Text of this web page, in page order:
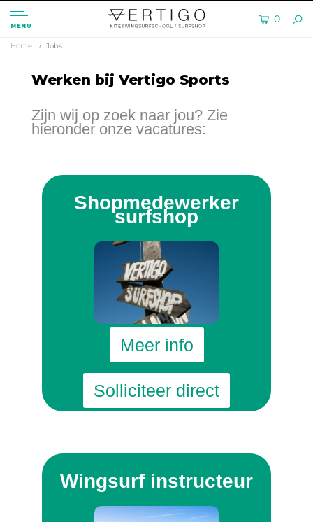
MENU
0
Home Jobs
Werken bij Vertigo Sports
Zijn wij op zoek naar jou? Zie
hieronder onze vacatures:
Shopmedewerker
surfshop
Meer info
Solliciteer direct
Wingsurf instructeur